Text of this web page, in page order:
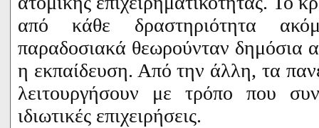
από κάθε δραστηριότητα
παραδοσιακά θεωρούνταν δημόσια
η εκπαίδευση. Από την άλλη, τα
λειτουργήσουν με τρόπο που
ιδιωτικές επιχειρήσεις.